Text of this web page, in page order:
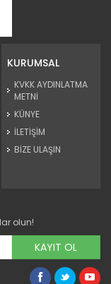
etkinlikleri...
KURUMSAL
KVKK AYDINLATMA
METNİ
KÜNYE
İLETİŞİM
BİZE ULAŞIN
olun!
KAYIT OL